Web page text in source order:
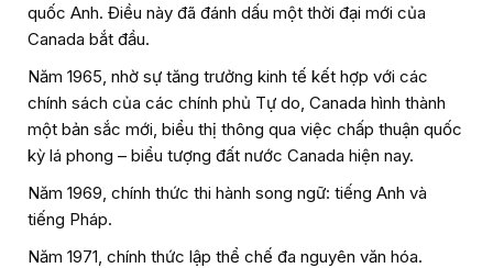
quốc Anh. Điều này đã đánh dấu một thời đại mới của
Canada bắt đầu.
Năm 1965, nhờ sự tăng trưởng kinh tế kết hợp với các
chính sách của các chính phủ Tự do, Canada hình thành
một bản sắc mới, biểu thị thông qua việc chấp thuận quốc
kỳ lá phong – biểu tượng đất nước Canada hiện nay.
Năm 1969, chính thức thi hành song ngữ: tiếng Anh và
tiếng Pháp.
Năm 1971, chính thức lập thể chế đa nguyên văn hóa.